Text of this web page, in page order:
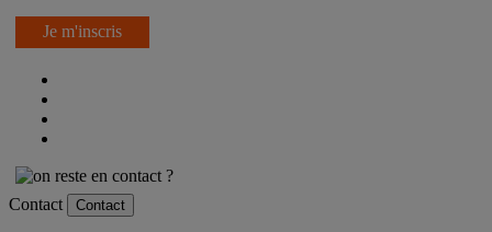
Je m'inscris
Contact Contact